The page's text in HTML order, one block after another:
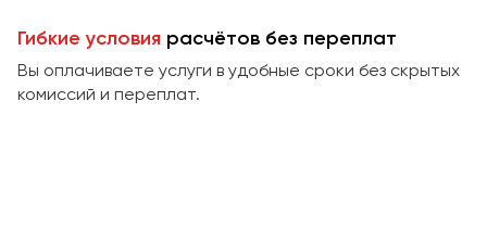
Гибкие условия расчётов без переплат
Вы оплачиваете услуги в удобные сроки без скрытых
комиссий и переплат.